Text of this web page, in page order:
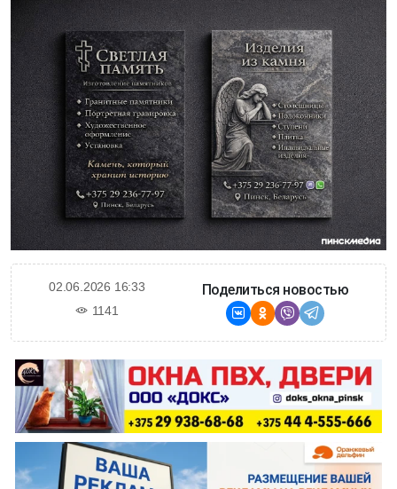
02.06.2026 16:33
1141
Поделиться новостью